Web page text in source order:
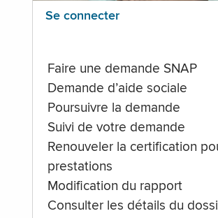
Se connecter
Faire une demande SNAP
Demande d’aide sociale
Poursuivre la demande
Suivi de votre demande
Renouveler la certification
prestations
Modification du rapport
Consulter les détails du